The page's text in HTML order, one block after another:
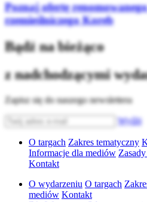
Poznaj ofertę
rzemieślniczego Koreb
Bądź na bieżąco
z nadchodzącymi
Zapisz się do naszego newslettera
Wyślij
O targach Zakres tematyczny
Informacje dla mediów
Kontakt
O wydarzeniu O targach
mediów Kontakt